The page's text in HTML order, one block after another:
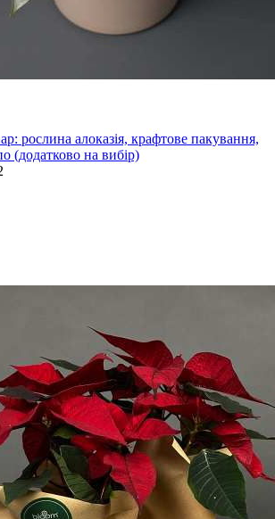
рослина алоказія, крафтове пакування,
(додатково на вибір)